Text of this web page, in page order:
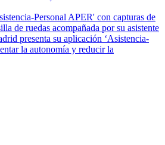
presenta su aplicación ‘Asistencia-
la autonomía y reducir la